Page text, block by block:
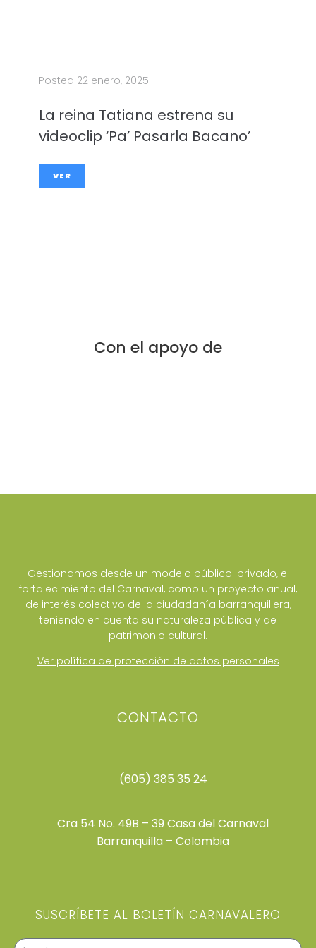
Posted 22 enero, 2025
La reina Tatiana estrena su
videoclip ‘Pa’ Pasarla Bacano’
VER
Con el apoyo de
Gestionamos desde un modelo público-privado, el
fortalecimiento del Carnaval, como un proyecto anual,
de interés colectivo de la ciudadanía barranquillera,
teniendo en cuenta su naturaleza pública y de
patrimonio cultural.
Ver política de protección de datos personales
CONTACTO
(605) 385 35 24
Cra 54 No. 49B – 39 Casa del Carnaval
Barranquilla – Colombia
SUSCRÍBETE AL BOLETÍN CARNAVALERO